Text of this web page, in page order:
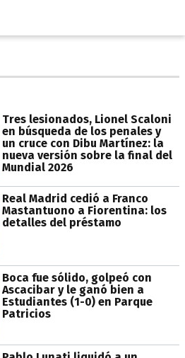
Tres lesionados, Lionel Scaloni
en búsqueda de los penales y
un cruce con Dibu Martínez: la
nueva versión sobre la final del
Mundial 2026
Real Madrid cedió a Franco
Mastantuono a Fiorentina: los
detalles del préstamo
Boca fue sólido, golpeó con
Ascacibar y le ganó bien a
Estudiantes (1-0) en Parque
Patricios